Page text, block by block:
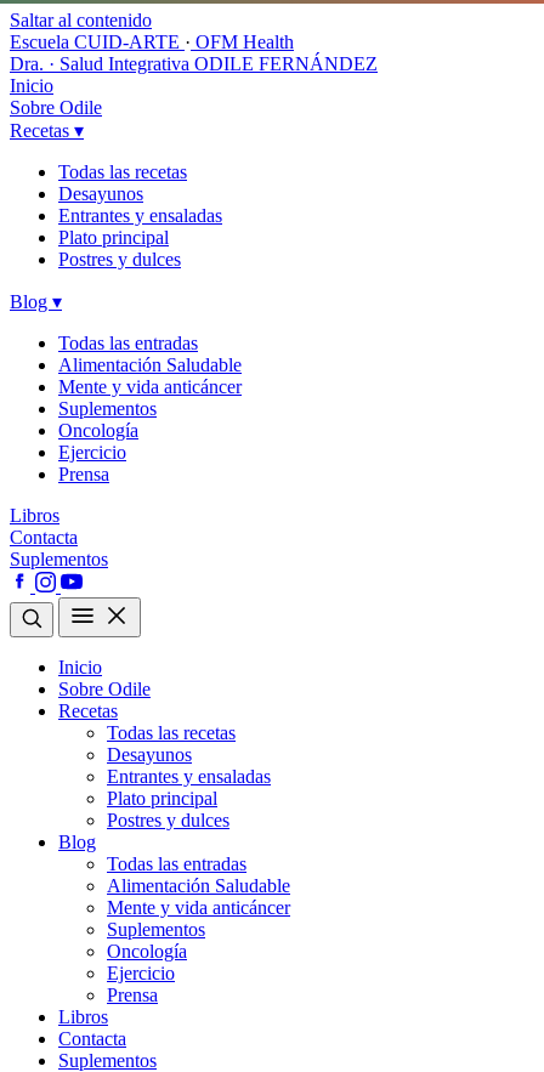
Saltar al contenido
Escuela CUID-ARTE · OFM Health
Dra. · Salud Integrativa ODILE FERNÁNDEZ
Inicio
Sobre Odile
Recetas ▾
Todas las recetas
Desayunos
Entrantes y ensaladas
Plato principal
Postres y dulces
Blog ▾
Todas las entradas
Alimentación Saludable
Mente y vida anticáncer
Suplementos
Oncología
Ejercicio
Prensa
Libros
Contacta
Suplementos
Inicio
Sobre Odile
Recetas
Todas las recetas
Desayunos
Entrantes y ensaladas
Plato principal
Postres y dulces
Blog
Todas las entradas
Alimentación Saludable
Mente y vida anticáncer
Suplementos
Oncología
Ejercicio
Prensa
Libros
Contacta
Suplementos